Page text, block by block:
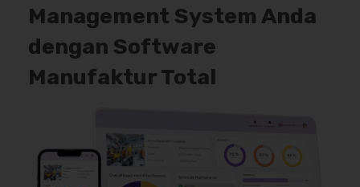
Management System Anda
dengan Software
Manufaktur Total